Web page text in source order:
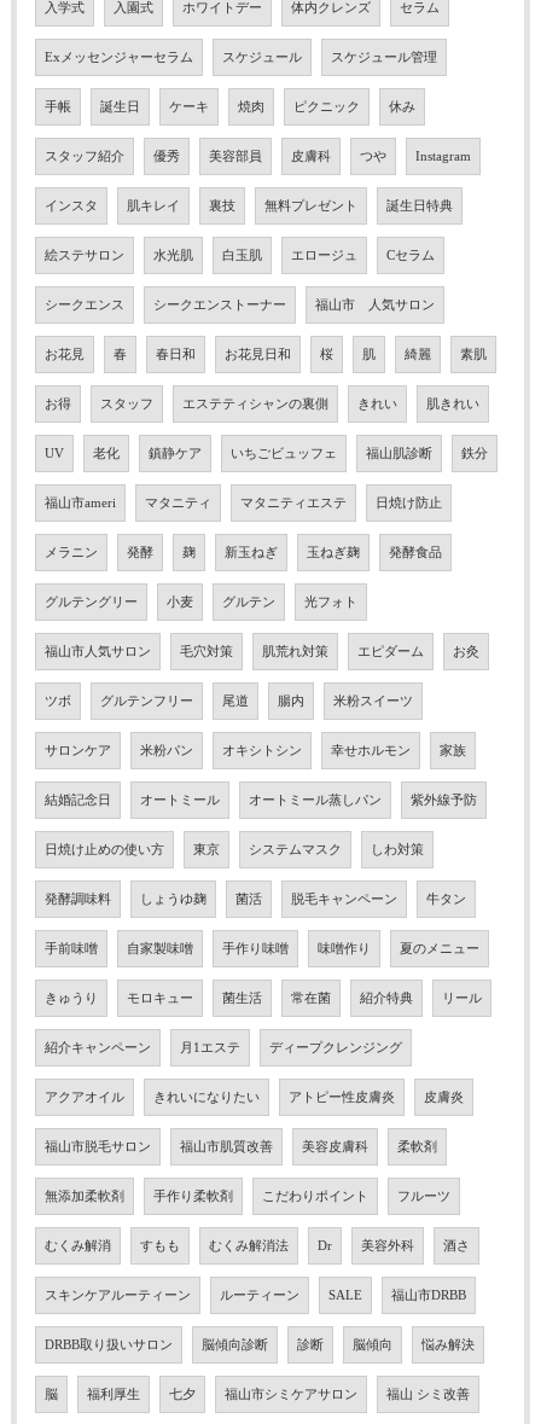
入学式 入園式 ホワイトデー 体内クレンズ セラム
Exメッセンジャーセラム スケジュール スケジュール管理
手帳 誕生日 ケーキ 焼肉 ピクニック 休み
スタッフ紹介 優秀 美容部員 皮膚科 つや Instagram
インスタ 肌キレイ 裏技 無料プレゼント 誕生日特典
絵ステサロン 水光肌 白玉肌 エロージュ Cセラム
シークエンス シークエンストーナー 福山市 人気サロン
お花見 春 春日和 お花見日和 桜 肌 綺麗 素肌
お得 スタッフ エステティシャンの裏側 きれい 肌きれい
UV 老化 鎮静ケア いちごビュッフェ 福山肌診断 鉄分
福山市ameri マタニティ マタニティエステ 日焼け防止
メラニン 発酵 麹 新玉ねぎ 玉ねぎ麹 発酵食品
グルテングリー 小麦 グルテン 光フォト
福山市人気サロン 毛穴対策 肌荒れ対策 エピダーム お灸
ツボ グルテンフリー 尾道 腸内 米粉スイーツ
サロンケア 米粉パン オキシトシン 幸せホルモン 家族
結婚記念日 オートミール オートミール蒸しパン 紫外線予防
日焼け止めの使い方 東京 システムマスク しわ対策
発酵調味料 しょうゆ麹 菌活 脱毛キャンペーン 牛タン
手前味噌 自家製味噌 手作り味噌 味噌作り 夏のメニュー
きゅうり モロキュー 菌生活 常在菌 紹介特典 リール
紹介キャンペーン 月1エステ ディープクレンジング
アクアオイル きれいになりたい アトピー性皮膚炎 皮膚炎
福山市脱毛サロン 福山市肌質改善 美容皮膚科 柔軟剤
無添加柔軟剤 手作り柔軟剤 こだわりポイント フルーツ
むくみ解消 すもも むくみ解消法 Dr 美容外科 酒さ
スキンケアルーティーン ルーティーン SALE 福山市DRBB
DRBB取り扱いサロン 脳傾向診断 診断 脳傾向 悩み解決
脳 福利厚生 七夕 福山市シミケアサロン 福山 シミ改善